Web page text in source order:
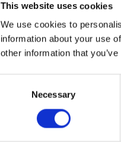
This website uses cookies
We use cookies to
information about your use
other information that
Necessary